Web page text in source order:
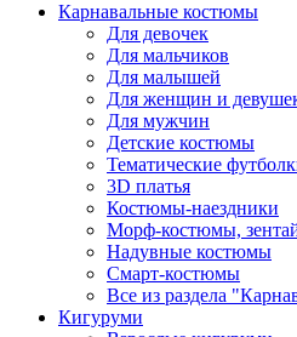
Карнавальные костюмы
Для девочек
Для мальчиков
Для малышей
Для женщин и
Для мужчин
Детские костюмы
Тематические
3D платья
Костюмы-наездники
Морф-костюмы,
Надувные костюмы
Смарт-костюмы
Все из раздела
Кигуруми